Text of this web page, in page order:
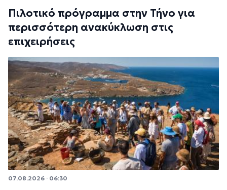
Πιλοτικό πρόγραμμα στην Τήνο για
περισσότερη ανακύκλωση στις
επιχειρήσεις
07.08.2026 · 06:30